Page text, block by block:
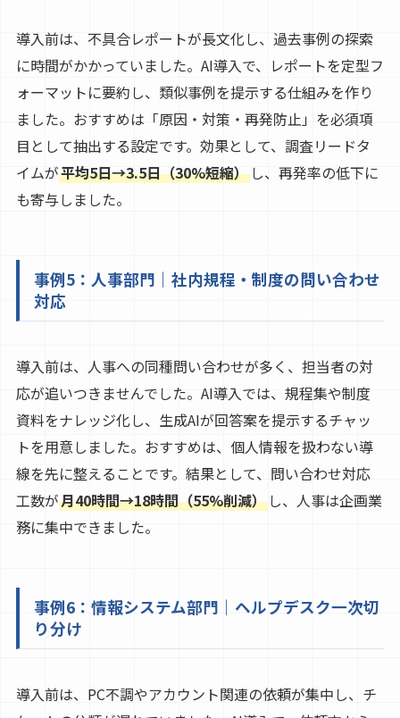
導入前は、不具合レポートが長文化し、過去事例の探索
に時間がかかっていました。AI導入で、レポートを定型フ
ォーマットに要約し、類似事例を提示する仕組みを作り
ました。おすすめは「原因・対策・再発防止」を必須項
目として抽出する設定です。効果として、調査リードタ
イムが平均5日→3.5日（30%短縮）し、再発率の低下に
も寄与しました。
事例5：人事部門｜社内規程・制度の問い合わせ
対応
導入前は、人事への同種問い合わせが多く、担当者の対
応が追いつきませんでした。AI導入では、規程集や制度
資料をナレッジ化し、生成AIが回答案を提示するチャッ
トを用意しました。おすすめは、個人情報を扱わない導
線を先に整えることです。結果として、問い合わせ対応
工数が月40時間→18時間（55%削減）し、人事は企画業
務に集中できました。
事例6：情報システム部門｜ヘルプデスク一次切
り分け
導入前は、PC不調やアカウント関連の依頼が集中し、チ